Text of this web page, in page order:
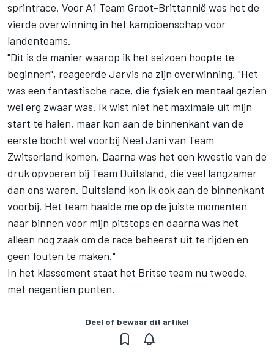
sprintrace. Voor A1 Team Groot-Brittannië was het de
vierde overwinning in het kampioenschap voor
landenteams.
"Dit is de manier waarop ik het seizoen hoopte te
beginnen", reageerde Jarvis na zijn overwinning. "Het
was een fantastische race, die fysiek en mentaal gezien
wel erg zwaar was. Ik wist niet het maximale uit mijn
start te halen, maar kon aan de binnenkant van de
eerste bocht wel voorbij Neel Jani van Team
Zwitserland komen. Daarna was het een kwestie van de
druk opvoeren bij Team Duitsland, die veel langzamer
dan ons waren. Duitsland kon ik ook aan de binnenkant
voorbij. Het team haalde me op de juiste momenten
naar binnen voor mijn pitstops en daarna was het
alleen nog zaak om de race beheerst uit te rijden en
geen fouten te maken."
In het klassement staat het Britse team nu tweede,
met negentien punten.
Deel of bewaar dit artikel